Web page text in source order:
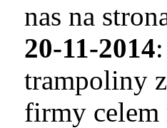
nas na
20-11-2014
trampoliny
firmy celem